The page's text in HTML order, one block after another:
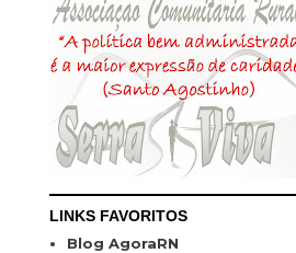
LINKS FAVORITOS
Blog AgoraRN